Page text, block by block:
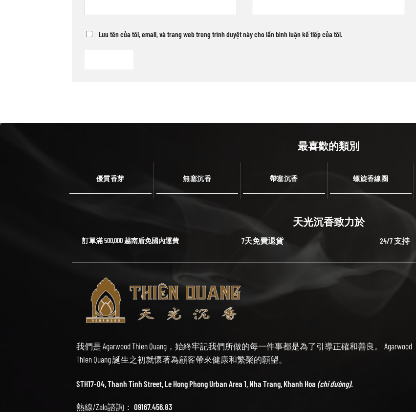
Lưu tên của tôi, email, và trang web trong trình duyệt này cho lần bình luận kế tiếp của tôi.
最喜歡的類別
優質香芽 無塞沉香 帶塞沉香 螺旋香線圈
天光沉香致力於
訂單滿 500,000 越南盾免國內運費 7天免費退貨 24/7 支持
我們是 Agarwood Thien Quang，始終牢記我們所做的每一件事都是為了引導正確和善良。 Agarwood
Thien Quang 誕生之初就懷著為顧客帶來健康和繁榮的願望。
STH17-04, Thanh Tinh Street, Le Hong Phong Urban Area 1, Nha Trang, Khanh Hoa (chỉ đường).
熱線/Zalo諮詢： 09167.456.83